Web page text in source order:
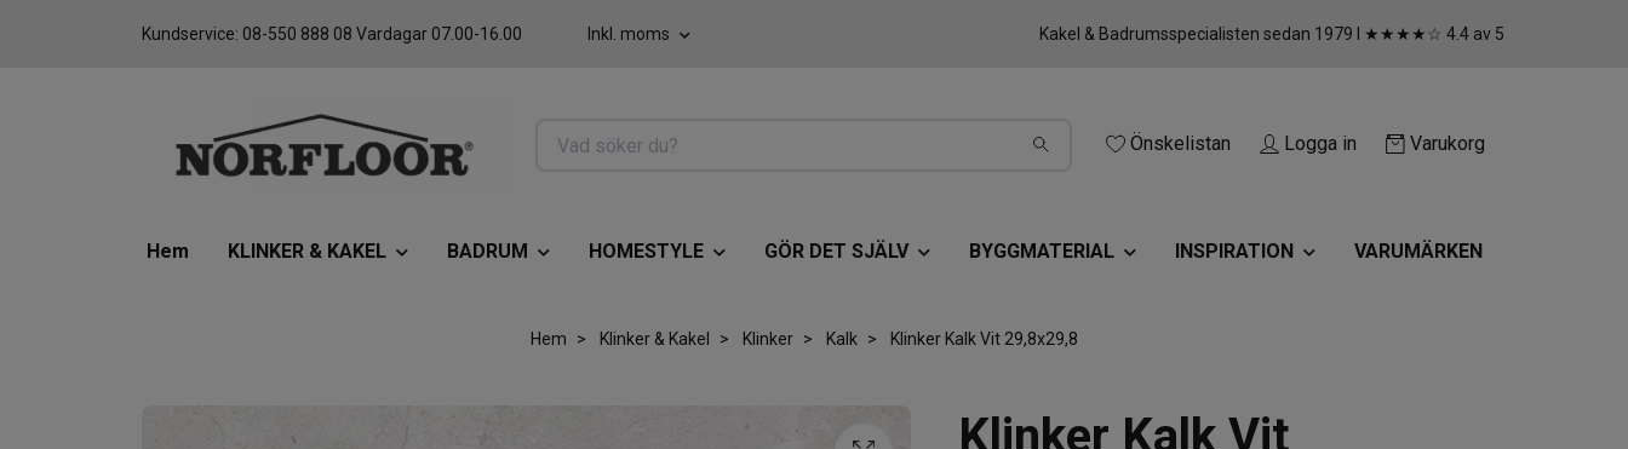
Kundservice: 08-550 888 08 Vardagar 07.00-16.00 Inkl. moms Kakel & Badrumsspecialisten sedan 1979 I ★★★★☆ 4.4 av 5
Önskelistan Logga in Varukorg
Hem KLINKER & KAKEL BADRUM HOMESTYLE GÖR DET SJÄLV BYGGMATERIAL INSPIRATION VARUMÄRKEN
Hem Klinker & Kakel Klinker Kalk Klinker Kalk Vit 29,8x29,8
Klinker Kalk Vit